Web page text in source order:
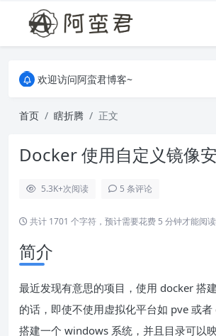
关于本站，有任何疑问都可以评论或留言
欢迎访问阿蛮君博客~
欢迎访问阿蛮君博客~
首页 瞎折腾 正文
Docker 使用自定义镜像
5.3K+次阅读 5 条评论
共计 1701 个字符，预计需要花费 5 分钟才能阅读
简介
最近发现有意思的项目，使用 docker 搭建
的话，即使不使用虚拟化平台如 pve 或
搭建一个 windows 系统，并且目录可以